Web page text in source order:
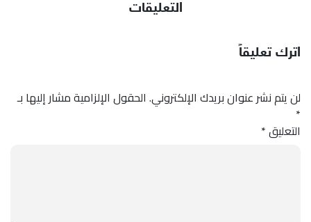
التعليقات
اترك تعليقاً
لن يتم نشر عنوان بريدك الإلكتروني. الحقول الإلزامية مشار إليها بـ
*
التعليق*